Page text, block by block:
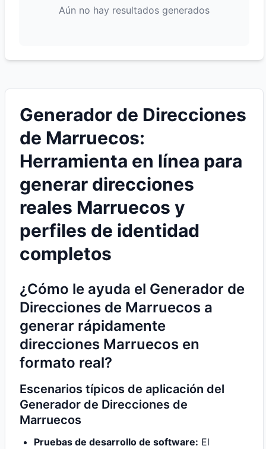
Aún no hay resultados generados
Generador de Direcciones
de Marruecos:
Herramienta en línea para
generar direcciones
reales Marruecos y
perfiles de identidad
completos
¿Cómo le ayuda el Generador de
Direcciones de Marruecos a
generar rápidamente
direcciones Marruecos en
formato real?
Escenarios típicos de aplicación del
Generador de Direcciones de
Marruecos
Pruebas de desarrollo de software: El